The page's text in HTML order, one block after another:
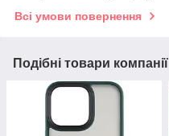
Всі умови повернення
Подібні товари компанії